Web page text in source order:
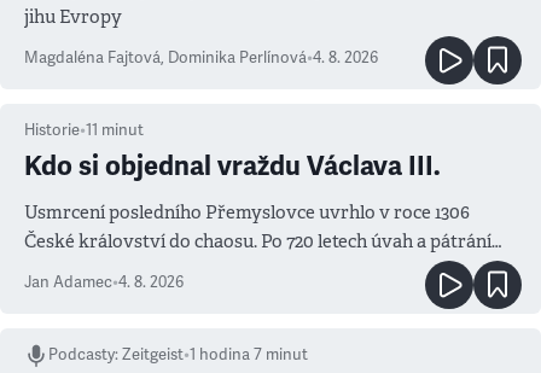
jihu Evropy
Magdaléna Fajtová, Dominika Perlínová•4. 8. 2026
Historie•11 minut
Kdo si objednal vraždu Václava III.
Usmrcení posledního Přemyslovce uvrhlo v roce 1306
České království do chaosu. Po 720 letech úvah a pátrání
známe jména podezřelých
Jan Adamec•4. 8. 2026
Podcasty:Zeitgeist•1 hodina 7 minut